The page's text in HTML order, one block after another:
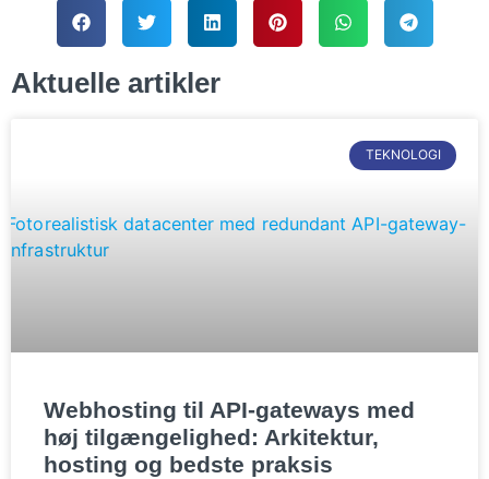
Aktuelle artikler
TEKNOLOGI
Webhosting til API-gateways med
høj tilgængelighed: Arkitektur,
hosting og bedste praksis